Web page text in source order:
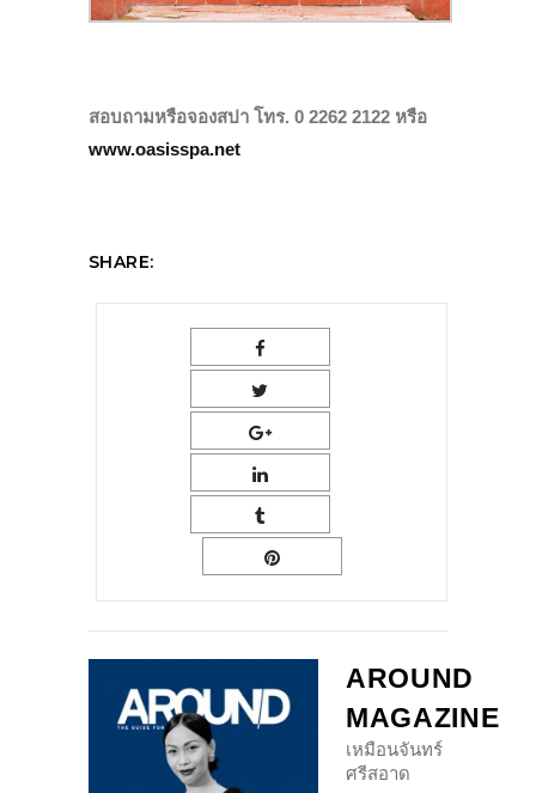
สอบถามหรือจองสปา โทร. 0 2262 2122 หรือ
www.oasisspa.net
SHARE:
AROUND
MAGAZINE
เหมือนจันทร์
ศรีสอาด